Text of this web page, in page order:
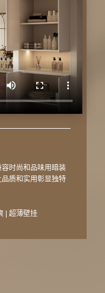
时尚和品味用暗装
质和实用彰显独特
| 超薄壁挂